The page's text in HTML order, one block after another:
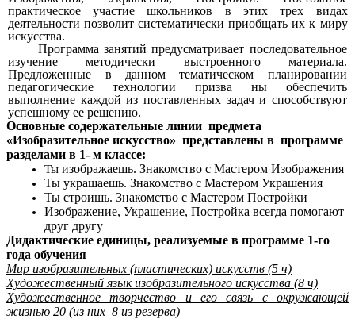
практическое участие школьников в этих трех видах
деятельности позволит систематически приобщать их к миру
искусства.
Программа занятий предусматривает последовательное
изучение методически выстроенного материала.
Предложенные в данном тематическом планировании
педагогические технологии призва ны обеспечить
выполнение каждой из поставленных задач и способствуют
успешному ее решению.
Основные содержательные линии предмета
«Изобразительное искусство» представлены в программе
разделами в 1- м классе:
Ты изображаешь. Знакомство с Мастером Изображения
Ты украшаешь. Знакомство с Мастером Украшения
Ты строишь. Знакомство с Мастером Постройки
Изображение, Украшение, Постройка всегда помогают
друг другу
Дидактические единицы, реализуемые в программе 1-го
года обучения
Мир изобразительных (пластических) искусств (5 ч)
Художественный язык изобразительного искусства (8 ч)
Художественное творчество и его связь с окружающей
жизнью 20 (из них 8 из резерва)